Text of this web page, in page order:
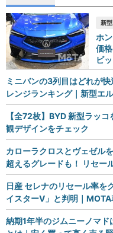
新
ホ
価
ビ
ミニバンの3列目はどれが
レンジランキング｜新型エ
【全72枚】BYD 新型ラッ
観デザインをチェック
カローラクロスとヴェゼル
超えるグレードも！ リセー
日産 セレナのリセール率を
イスターV」と判明｜
納期1年半のジムニーノマ